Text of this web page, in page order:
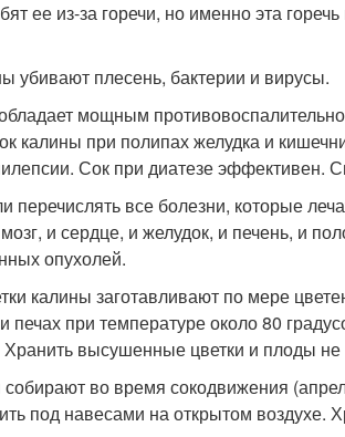
ее из-за горечи, но именно эта
убивают плесень, бактерии и вирусы.
мощным
калины при полипах желудка и
Сок при диатезе эффективен.
перечислять все болезни, которые
и сердце, и желудок, и печень, и
опухолей.
калины заготавливают по мере
печах при температуре около 80
Хранить высушенные цветки и плоды
во время сокодвижения
под навесами на открытом воздухе.